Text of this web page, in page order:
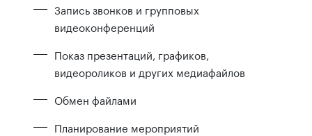
Запись звонков и групповых
видеоконференций
Показ презентаций, графиков,
видеороликов и других медиафайлов
Обмен файлами
Планирование мероприятий